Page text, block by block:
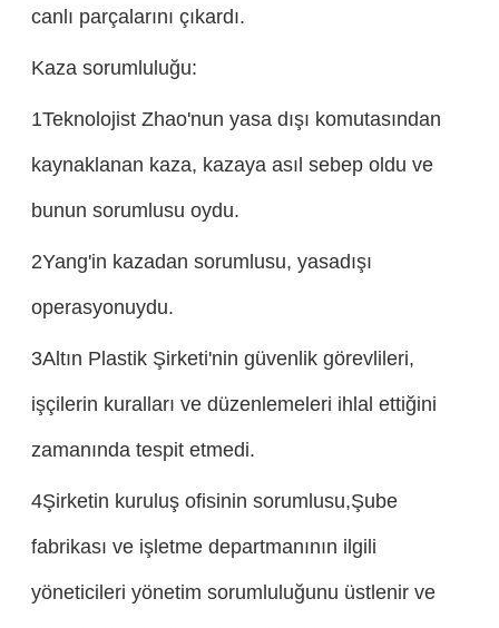
canlı parçalarını çıkardı.
Kaza sorumluluğu:
1Teknolojist Zhao'nun yasa dışı komutasından
kaynaklanan kaza, kazaya asıl sebep oldu ve
bunun sorumlusu oydu.
2Yang'in kazadan sorumlusu, yasadışı
operasyonuydu.
3Altın Plastik Şirketi'nin güvenlik görevlileri,
işçilerin kuralları ve düzenlemeleri ihlal ettiğini
zamanında tespit etmedi.
4Şirketin kuruluş ofisinin sorumlusu,Şube
fabrikası ve işletme departmanının ilgili
yöneticileri yönetim sorumluluğunu üstlenir ve